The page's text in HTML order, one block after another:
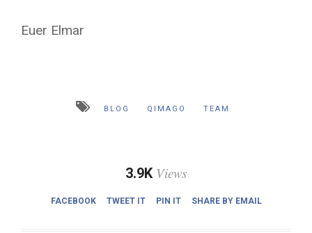
Euer Elmar
BLOG QIMAGO TEAM
3.9K Views
FACEBOOK TWEET IT PIN IT SHARE BY EMAIL